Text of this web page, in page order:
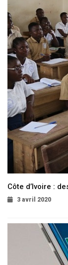
Côte d’Ivoire :
3 avril 2020